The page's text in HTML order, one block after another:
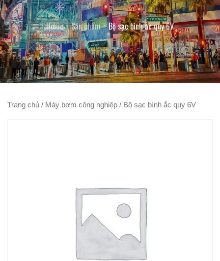
Home Sản phẩm Bộ sạc bình ắc quy 6V
Trang chủ / Máy bơm công nghiệp / Bộ sạc bình ắc quy 6V